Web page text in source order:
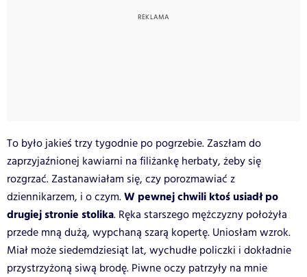
To było jakieś trzy tygodnie po pogrzebie. Zaszłam do
zaprzyjaźnionej kawiarni na filiżankę herbaty, żeby się
rozgrzać. Zastanawiałam się, czy porozmawiać z
dziennikarzem, i o czym.W pewnej chwili ktoś usiadł po
drugiej stronie stolika. Ręka starszego mężczyzny położyła
przede mną dużą, wypchaną szarą kopertę. Uniosłam wzrok.
Miał może siedemdziesiąt lat, wychudłe policzki i dokładnie
przystrzyżoną siwą brodę. Piwne oczy patrzyły na mnie